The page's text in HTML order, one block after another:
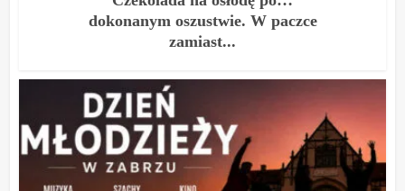
dokonanym oszustwie. W paczce
zamiast...